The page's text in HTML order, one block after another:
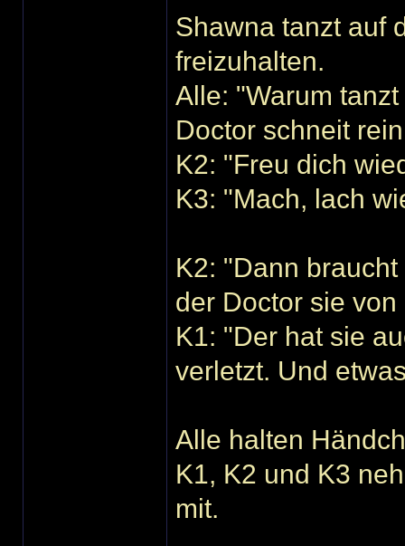
Shawna tanzt auf
freizuhalten.
Alle: "Warum
Doctor schneit
K2: "Freu dich
K3: "Mach, lach
K2: "Dann
der Doctor sie
K1: "Der hat sie
verletzt. Und
Alle halten
K1, K2 und K3
mit.